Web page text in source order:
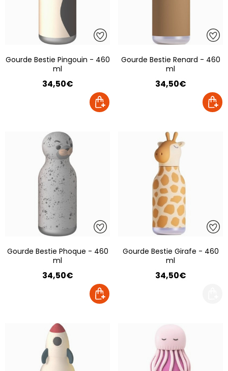
Gourde Bestie Pingouin - 460
ml
34,50€
Gourde Bestie Renard - 460
ml
34,50€
Gourde Bestie Phoque - 460
ml
34,50€
Gourde Bestie Girafe - 460
ml
34,50€